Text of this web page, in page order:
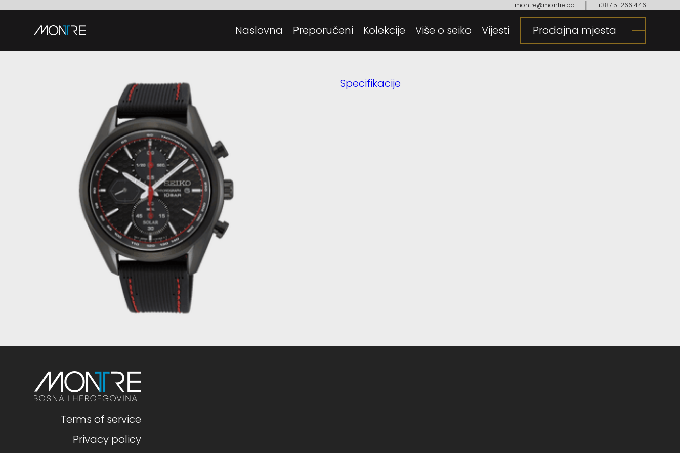
montre@montre.ba | +387 51 266 446
Naslovna Preporučeni Kolekcije Više o seiko
Tehnologija
Vijesti Prodajna mjesta
Specifikacije
Terms of service
Privacy policy